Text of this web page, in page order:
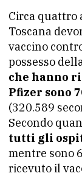
Circa quattro
Toscana
vaccino
possesso
che hanno
Pfizer sono
(320.589
Secondo
tutti gli
mentre sono
ricevuto il